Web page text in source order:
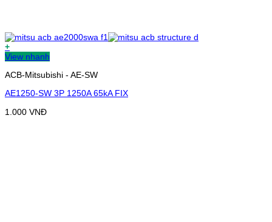
+
View nhanh
ACB-Mitsubishi - AE-SW
AE1250-SW 3P 1250A 65kA FIX
1.000 VNĐ